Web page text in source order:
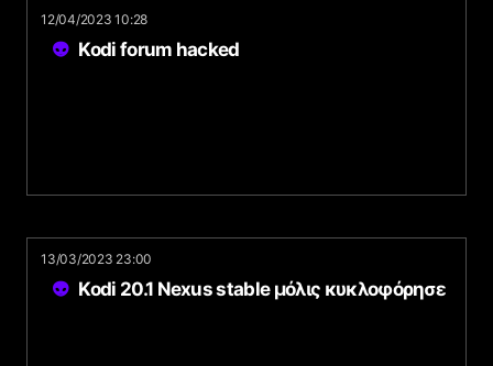
12/04/2023 10:28
Kodi forum hacked
13/03/2023 23:00
Kodi 20.1 Nexus stable μόλις κυκλοφόρησε